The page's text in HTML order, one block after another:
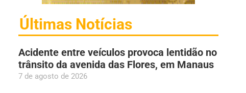
Últimas Notícias
Acidente entre veículos provoca lentidão no
trânsito da avenida das Flores, em Manaus
7 de agosto de 2026